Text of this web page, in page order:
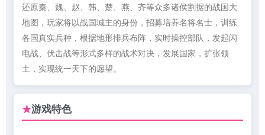
还原秦、魏、赵、韩、楚、燕、齐等众多诸侯割据的战国大
地图，玩家将以战国城主的身份，招募培养名将名士，训练
各国真实兵种，根据地形排兵布阵，实时操控部队，发起闪
电战、伏击战等形式多样的战术对决，发展国家，扩张领
土，实现统一天下的愿望。
★游戏特色